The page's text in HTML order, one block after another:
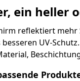
ein heller
reflektiert
UV-